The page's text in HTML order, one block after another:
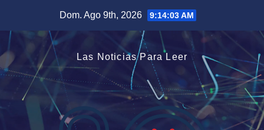
contenido
Dom. Ago 9th, 2026 9:14:03 AM
Las Noticias Para Leer